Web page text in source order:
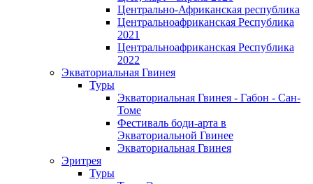
Центрально-Африканская республика
Центральноафриканская Республика
2021
Центральноафриканская Республика
2022
Экваториальная Гвинея
Туры
Экваториальная Гвинея - Габон - Сан-
Томе
Фестиваль боди-арта в
Экваториальной Гвинее
Экваториальная Гвинея
Эритрея
Туры